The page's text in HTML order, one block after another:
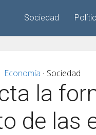
Sociedad
Economía • Sociedad
la
de las